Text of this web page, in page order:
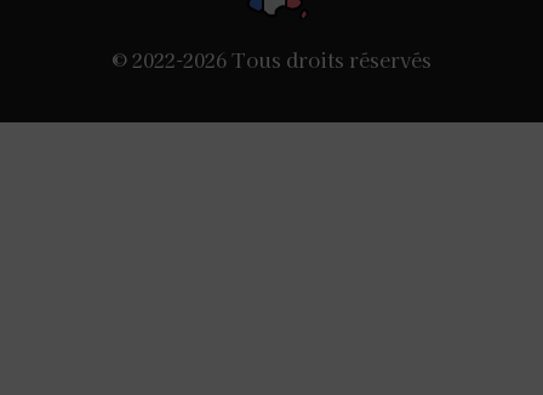
© 2022-2026 Tous droits réservés